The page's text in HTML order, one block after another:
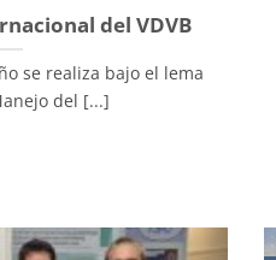
del VDVB
se realiza bajo el lema
del [...]